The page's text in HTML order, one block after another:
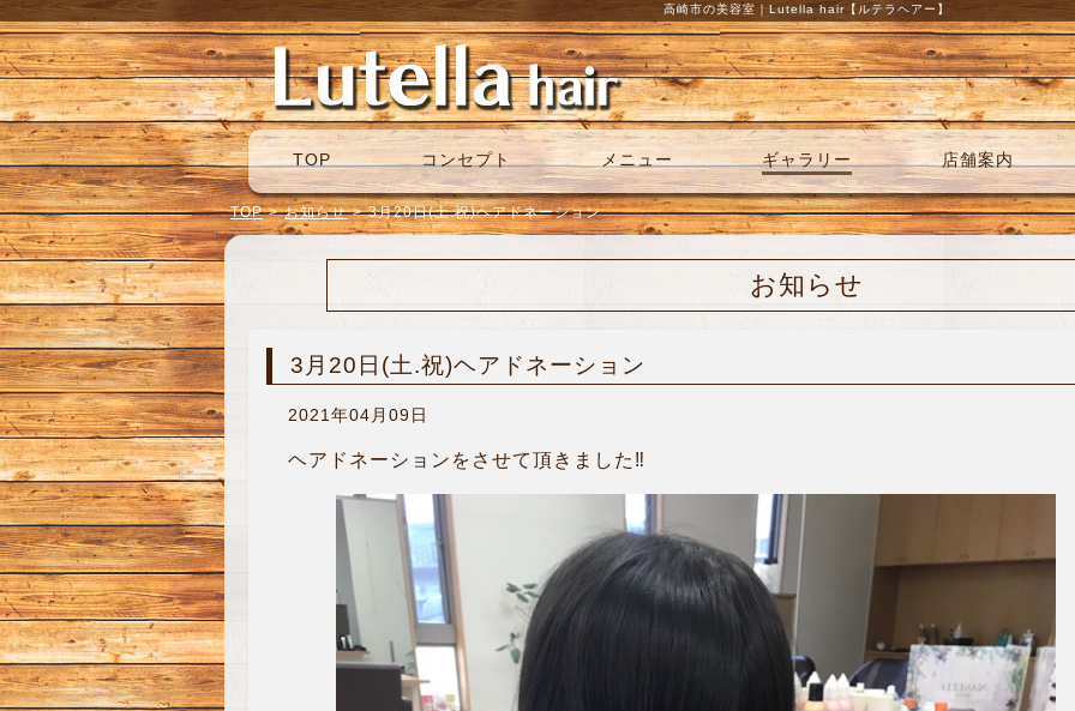
高崎市の美容室｜Lutella hair【ルテラヘアー】
TOP コンセプト メニュー ギャラリー 店舗案内
TOP > お知らせ > 3月20日(土.祝)ヘアドネーション
お知らせ
3月20日(土.祝)ヘアドネーション
2021年04月09日
ヘアドネーションをさせて頂きました‼︎